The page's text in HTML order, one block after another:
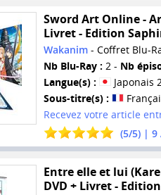
Sword Art Online -
Livret - Edition
Wakanim- Coffret Blu-
Nb Blu-Ray : 2 - Nb
Langue(s) :
Japonais
Sous-titre(s) :
Recevez votre article
(5/5) | 9
Entre elle et lui
DVD + Livret -